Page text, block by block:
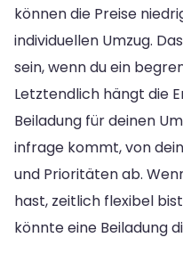
können die Preise
individuellen Umzug.
sein, wenn du ein
Letztendlich hängt die
Beiladung für deinen
infrage kommt, von
und Prioritäten ab.
hast, zeitlich flexibel
könnte eine Beiladung